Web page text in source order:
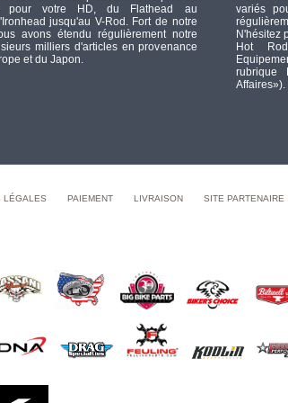
pour votre HD, du Flathead au
jusqu'au V-Rod. Fort de notre
avons étendu régulièrement notre
milliers d'articles en provenance
et du Japon.
variés
N'hésitez
Hot
rubrique
Affaires»).
LÉGALES PAIEMENT LIVRAISON SITE PARTENAIRE